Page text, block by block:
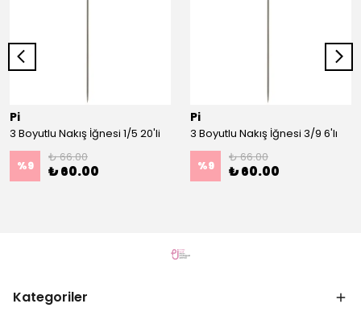
Pi
3 Boyutlu Nakış İğnesi 1/5 20'li
%9
₺ 66.00
₺ 60.00
Pi
3 Boyutlu Nakış İğnesi 3/9 6'lı
%9
₺ 66.00
₺ 60.00
Kategoriler